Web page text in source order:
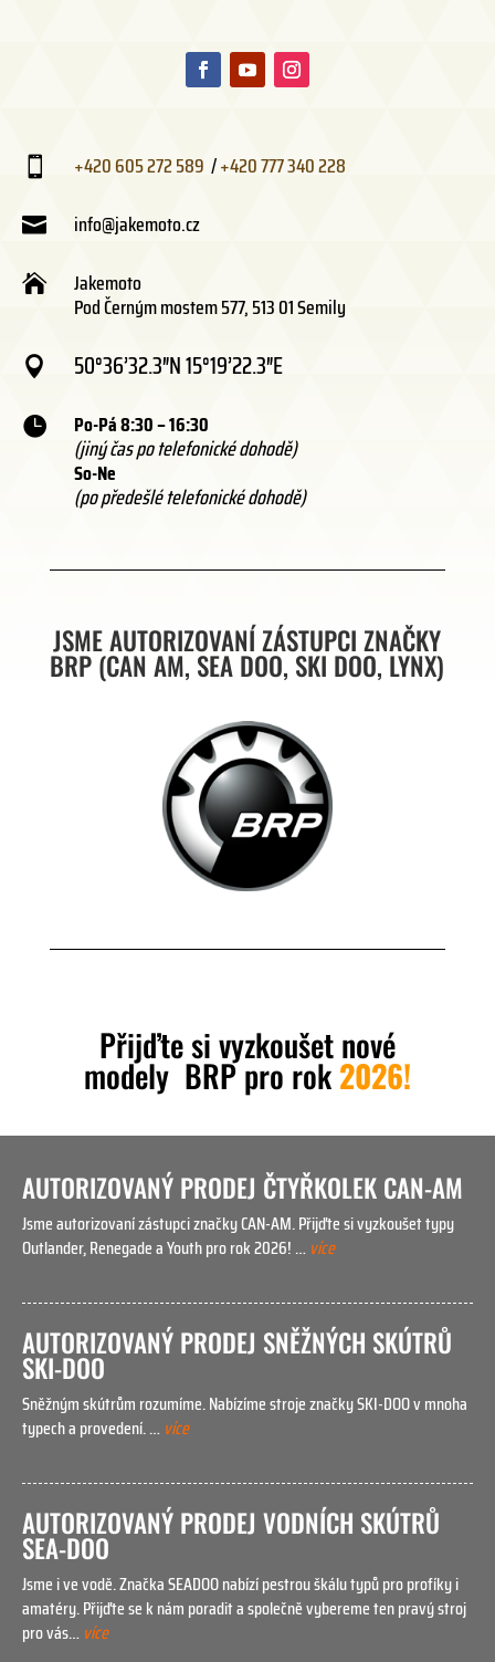
 +420 605 272 589 /+420 777 340 228
 info@jakemoto.cz
 Jakemoto
Pod Černým mostem 577, 513 01 Semily
 50°36’32.3″N 15°19’22.3″E
 Po-Pá 8:30 – 16:30
(jiný čas po telefonické dohodě)
So-Ne
(po předešlé telefonické dohodě)
JSME AUTORIZOVANÍ ZÁSTUPCI ZNAČKY
BRP (CAN AM, SEA DOO, SKI DOO, LYNX)
Přijďte si vyzkoušet nové
modely BRP pro rok2026!
AUTORIZOVANÝ PRODEJ ČTYŘKOLEK CAN-AM
Jsme autorizovaní zástupci značkyCAN-AM. Přijďte si vyzkoušet typy
Outlander, Renegade a Youth pro rok 2026! … více
AUTORIZOVANÝ PRODEJ SNĚŽNÝCH SKÚTRŮ
SKI-DOO
Sněžným skútrům rozumíme. Nabízíme stroje značkySKI-DOOv mnoha
typech a provedení. … více
AUTORIZOVANÝ PRODEJ VODNÍCH SKÚTRŮ
SEA-DOO
Jsme i ve vodě. ZnačkaSEADOOnabízí pestrou škálu typů pro profíky i
amatéry. Přijďte se k nám poradit a společně vybereme ten pravý stroj
pro vás… více